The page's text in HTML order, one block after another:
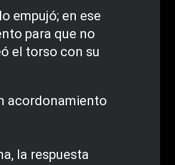
empujó; en ese
para que no
el torso con su
acordonamiento
la respuesta